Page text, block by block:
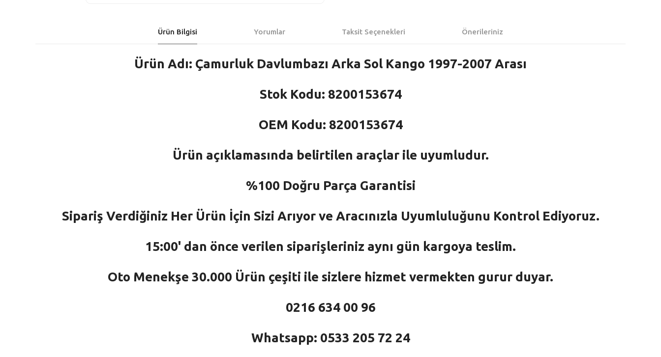
Ürün Bilgisi Yorumlar Taksit Seçenekleri Önerileriniz
Ürün Adı: Çamurluk Davlumbazı Arka Sol Kango 1997-2007 Arası
Stok Kodu: 8200153674
OEM Kodu: 8200153674
Ürün açıklamasında belirtilen araçlar ile uyumludur.
%100 Doğru Parça Garantisi
Sipariş Verdiğiniz Her Ürün İçin Sizi Arıyor ve Aracınızla Uyumluluğunu Kontrol Ediyoruz.
15:00' dan önce verilen siparişleriniz aynı gün kargoya teslim.
Oto Menekşe 30.000 Ürün çeşiti ile sizlere hizmet vermekten gurur duyar.
0216 634 00 96
Whatsapp: 0533 205 72 24